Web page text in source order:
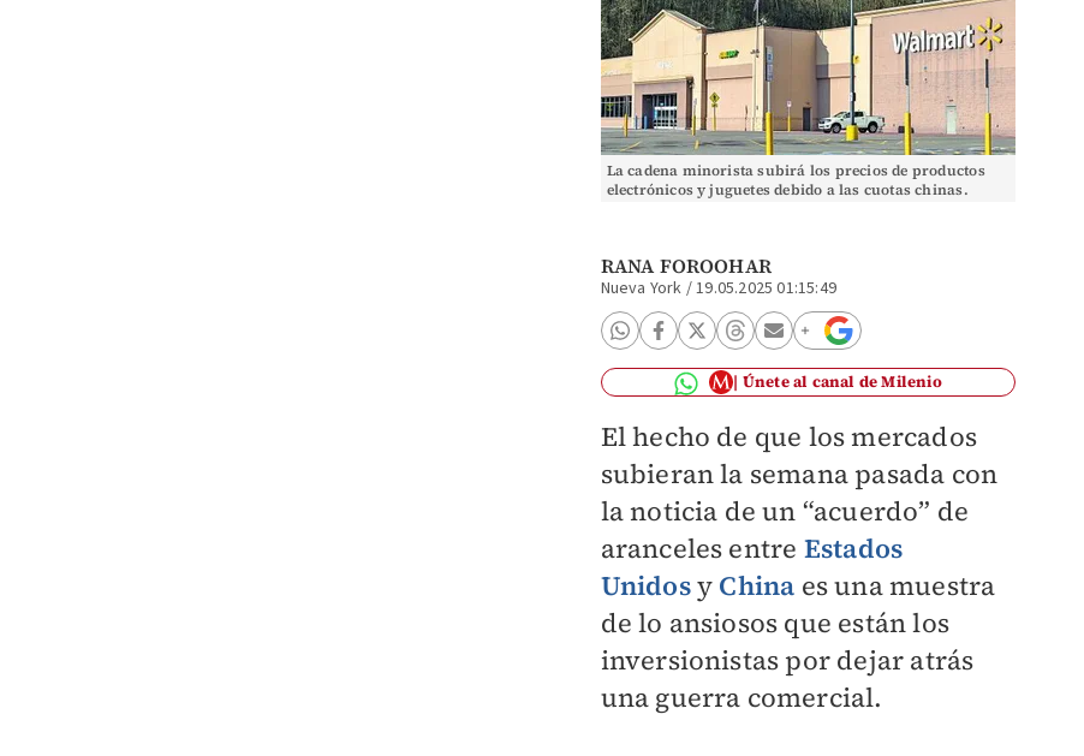
La cadena minorista subirá los precios de productos
electrónicos y juguetes debido a las cuotas chinas.
RANA FOROOHAR
Nueva York /19.05.2025 01:15:49
Únete al canal de Milenio
El hecho de que los mercados
subieran la semana pasada con
la noticia de un “acuerdo” de
aranceles entre Estados
Unidosy China es una muestra
de lo ansiosos que están los
inversionistas por dejar atrás
una guerra comercial.